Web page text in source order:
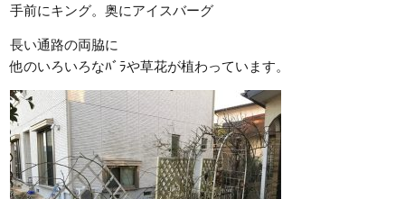
手前にキング。奥にアイスバーグ
長い通路の両脇に
他のいろいろなﾊﾞﾗや草花が植わっています。